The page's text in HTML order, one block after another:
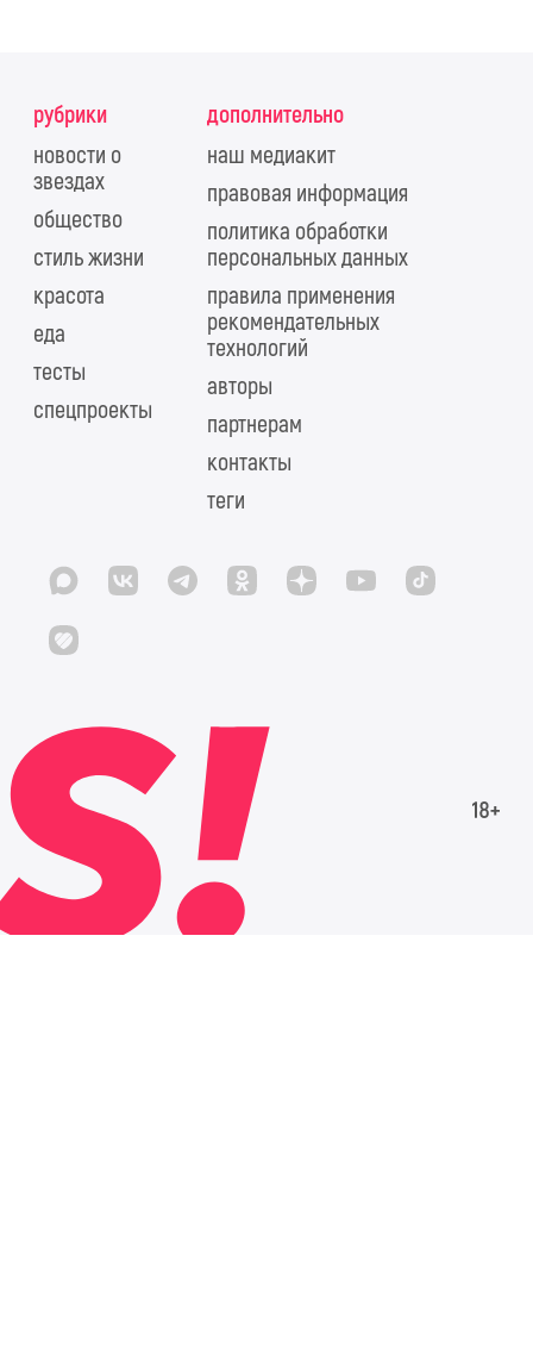
рубрики
новости о
звездах
общество
стиль жизни
красота
еда
тесты
спецпроекты
дополнительно
наш медиакит
правовая информация
политика обработки
персональных данных
правила применения
рекомендательных
технологий
авторы
партнерам
контакты
теги